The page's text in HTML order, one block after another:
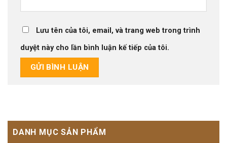
Lưu tên của tôi, email, và trang web trong trình
duyệt này cho lần bình luận kế tiếp của tôi.
DANH MỤC SẢN PHẨM